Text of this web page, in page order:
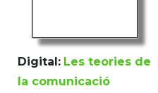
Digital: Les teories de
la comunicació